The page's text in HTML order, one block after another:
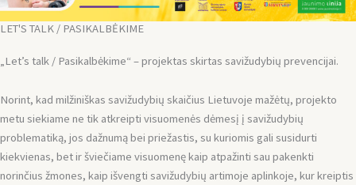
LET'S TALK / PASIKALBĖKIME
„Let’s talk / Pasikalbėkime“ – projektas skirtas savižudybių prevencijai.
Norint, kad milžiniškas savižudybių skaičius Lietuvoje mažėtų, projekto
metu siekiame ne tik atkreipti visuomenės dėmesį į savižudybių
problematiką, jos dažnumą bei priežastis, su kuriomis gali susidurti
kiekvienas, bet ir šviečiame visuomenę kaip atpažinti sau pakenkti
norinčius žmones, kaip išvengti savižudybių artimoje aplinkoje, kur kreiptis